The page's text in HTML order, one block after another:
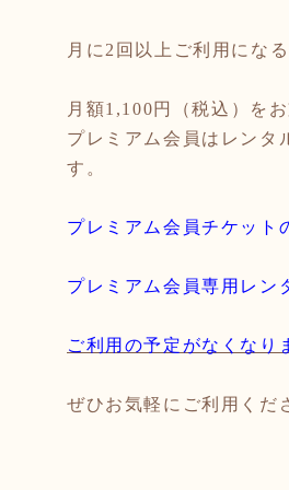
月に 2 回以上ご利用になる
月額1,100 円（税込）を
プレミアム会員はレンタ
す。
プレミアム会員チケット
プレミアム会員専用レン
ご利用の予定がなくなり
ぜひお気軽にご利用くだ